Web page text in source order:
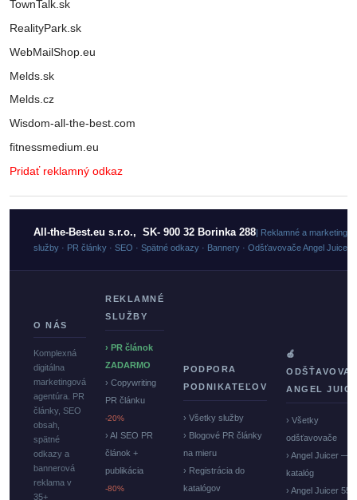
TownTalk.sk
RealityPark.sk
WebMailShop.eu
Melds.sk
Melds.cz
Wisdom-all-the-best.com
fitnessmedium.eu
Pridať reklamný odkaz
All-the-Best.eu s.r.o., SK- 900 32 Borinka 288| Reklamné a
služby · PR články · SEO · Spätné odkazy · Bannery · Odšťavovače Angel Juicer
O NÁS
Komplexná
digitálna
marketingová
agentúra. PR
články, SEO
obsah,
spätné
odkazy a
bannerová
reklama v
35+
REKLAMNÉ
SLUŽBY
› PR článok
ZADARMO
› Copywriting
PR článku
-20%
› AI SEO PR
článok +
publikácia
-80%
PODPORA
PODNIKATEĽOV
› Všetky služby
› Blogové PR články
na mieru
› Registrácia do
katalógov
🍏
ANGEL
› Všetky
odšťavovače
› Angel Juicer —
katalóg
› Angel Juicer